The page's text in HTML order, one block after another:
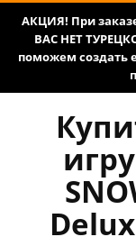
АКЦИЯ! При
ВАС НЕТ
поможем создать